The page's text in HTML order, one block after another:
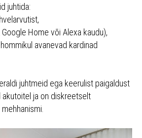
juhtida:
Home või Alexa kaudu),
avanevad kardinad
juhtmeid ega keerulist paigaldust
ja on diskreetselt